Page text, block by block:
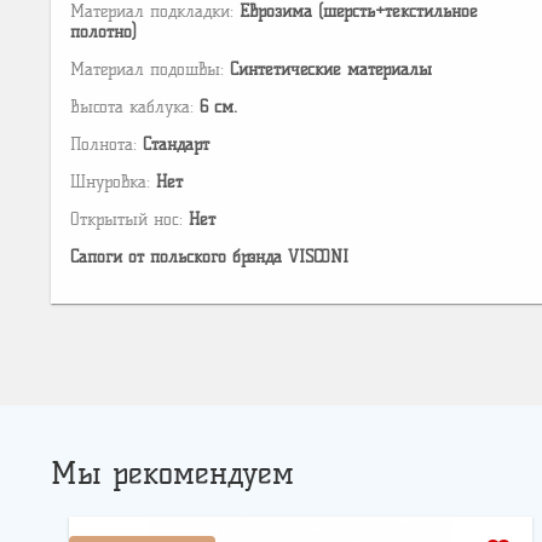
Материал подкладки: Еврозима (шерсть+текстильное
полотно)
Материал подошвы: Cинтетические материалы
Высота каблука: 6 см.
Полнота: Стандарт
Шнуровка: Нет
Открытый нос: Нет
Сапоги от польского брэнда VISCONI
Мы рекомендуем